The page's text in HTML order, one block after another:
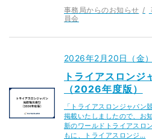
事務局からのお知らせ
員会
2026年2月20日（金）
トライアスロンジ
（2026年度版）
「トライアスロンジャパ
掲載いたしましたので、お
新のワールドトライアスロ
もに、トライアスロンジ…